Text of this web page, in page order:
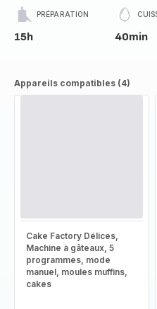
PRÉPARATION
15h 40min
Appareils compatibles (4)
Cake Factory Délices,
Machine à gâteaux, 5
programmes, mode
manuel, moules muffins,
cakes